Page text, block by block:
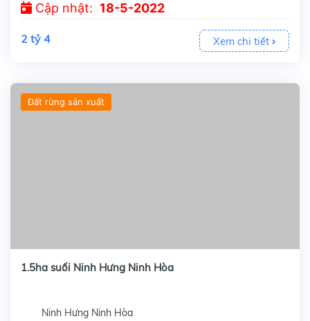
Cập nhật: 18-5-2022
2 tỷ 4 Xem chi tiết
Đất rừng sản xuất
1.5ha suối Ninh Hưng Ninh Hòa
Ninh Hưng Ninh Hòa